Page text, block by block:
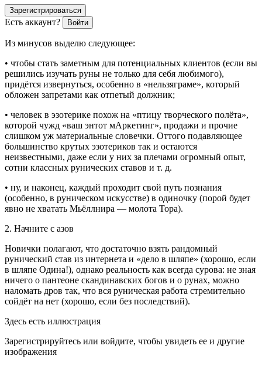
Зарегистрироваться
Есть аккаунт? Войти
Из минусов выделю следующее:
• чтобы стать заметным для потенциальных клиентов (если вы
решились изучать руны не только для себя любимого),
придётся извернуться, особенно в «нельзяграме», который
обложен запретами как отпетый должник;
• человек в эзотерике похож на «птицу творческого полёта»,
которой чужд «ваш энтот мАркетинг», продажи и прочие
слишком уж материальные словечки. Оттого подавляющее
большинство крутых эзотериков так и остаются
неизвестными, даже если у них за плечами огромный опыт,
сотни классных рунических ставов и т. д.
• ну, и наконец, каждый проходит свой путь познания
(особенно, в руническом искусстве) в одиночку (порой будет
явно не хватать Мьёллнира — молота Тора).
2. Начните с азов
Новички полагают, что достаточно взять рандомный
рунический став из интернета и «дело в шляпе» (хорошо, если
в шляпе Одина!), однако реальность как всегда сурова: не зная
ничего о пантеоне скандинавских богов и о рунах, можно
наломать дров так, что вся руническая работа стремительно
сойдёт на нет (хорошо, если без последствий).
Здесь есть иллюстрация
Зарегистрируйтесь или войдите, чтобы увидеть ее и другие
изображения